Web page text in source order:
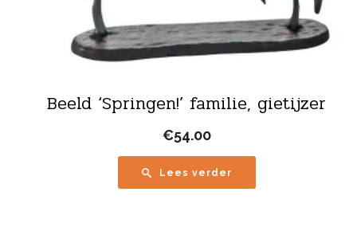
Beeld ‘Springen!’ familie, gietijzer
€54.00
Lees verder